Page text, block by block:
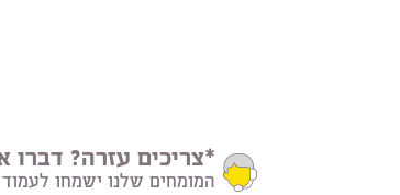
*צריכים עזרה? דברו
המומחים שלנו ישמחו